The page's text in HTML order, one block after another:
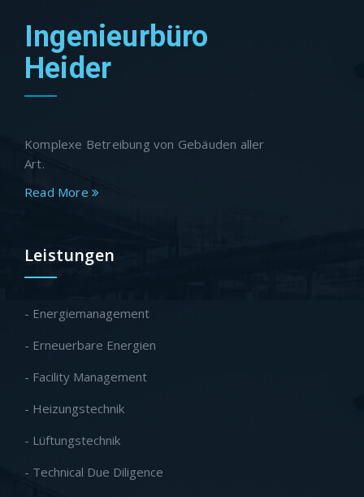
Ingenieurbüro
Heider
Komplexe Betreibung von Gebäuden aller
Art.
Read More
Leistungen
- Energiemanagement
- Erneuerbare Energien
- Facility Management
- Heizungstechnik
- Lüftungstechnik
- Technical Due Diligence